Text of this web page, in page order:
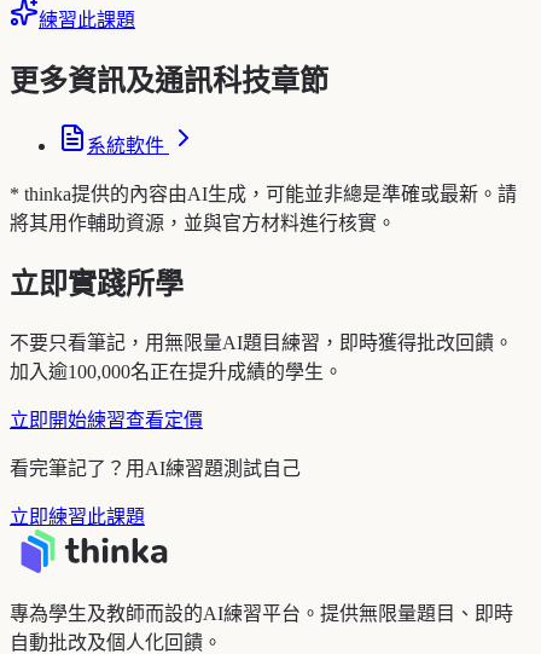
練習此課題
更多資訊及通訊科技章節
系統軟件
* thinka提供的內容由AI生成，可能並非總是準確或最新。請
將其用作輔助資源，並與官方材料進行核實。
立即實踐所學
不要只看筆記，用無限量AI題目練習，即時獲得批改回饋。
加入逾100,000名正在提升成績的學生。
立即開始練習查看定價
看完筆記了？用AI練習題測試自己
立即練習此課題
專為學生及教師而設的AI練習平台。提供無限量題目、即時
自動批改及個人化回饋。